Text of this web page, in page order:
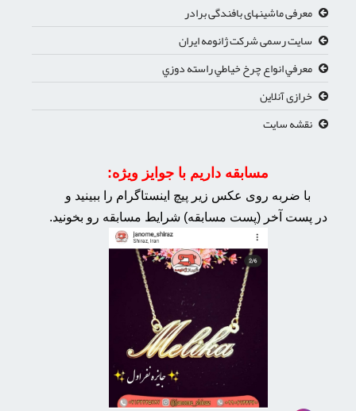
معرفی ماشینهای بافندگی برادر
سایت رسمی شرکت ژانومه ایران
معرفي انواع چرخ خياطي راسته دوزي
خرازی آنلاین
نقشه سایت
مسابقه داریم با جوایز ویژه:
با ضربه روی عکس زیر پیچ اینستاگرام را ببینید و
در پست آخر (پست مسابقه) شرایط مسابقه رو بخونید.